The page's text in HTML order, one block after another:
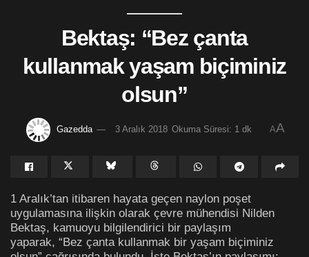
Bektaş: “Bez çanta
kullanmak yaşam biçiminiz
olsun”
Gazedda 3 Aralık 2018 Okuma Süresi: 1 dk AA
1 Aralık’tan itibaren hayata geçen naylon poşet
uygulamasına ilişkin olarak çevre mühendisi Nilden
Bektaş, kamuoyu bilgilendirici bir paylaşım
yaparak, “Bez çanta kullanmak bir yaşam biçiminiz